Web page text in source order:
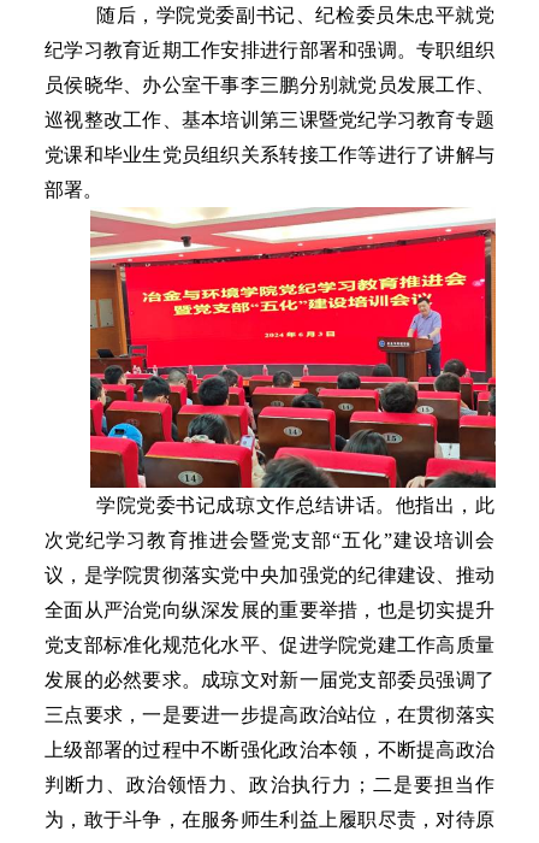
随后，学院党委副书记、纪检委员朱忠平就党
纪学习教育近期工作安排进行部署和强调。专职组织
员侯晓华、办公室干事李三鹏分别就党员发展工作、
巡视整改工作、基本培训第三课暨党纪学习教育专题
党课和毕业生党员组织关系转接工作等进行了讲解与
部署。
学院党委书记成琼文作总结讲话。他指出，此
次党纪学习教育推进会暨党支部“五化”建设培训会
议，是学院贯彻落实党中央加强党的纪律建设、推动
全面从严治党向纵深发展的重要举措，也是切实提升
党支部标准化规范化水平、促进学院党建工作高质量
发展的必然要求。成琼文对新一届党支部委员强调了
三点要求，一是要进一步提高政治站位，在贯彻落实
上级部署的过程中不断强化政治本领，不断提高政治
判断力、政治领悟力、政治执行力；二是要担当作
为，敢于斗争，在服务师生利益上履职尽责，对待原